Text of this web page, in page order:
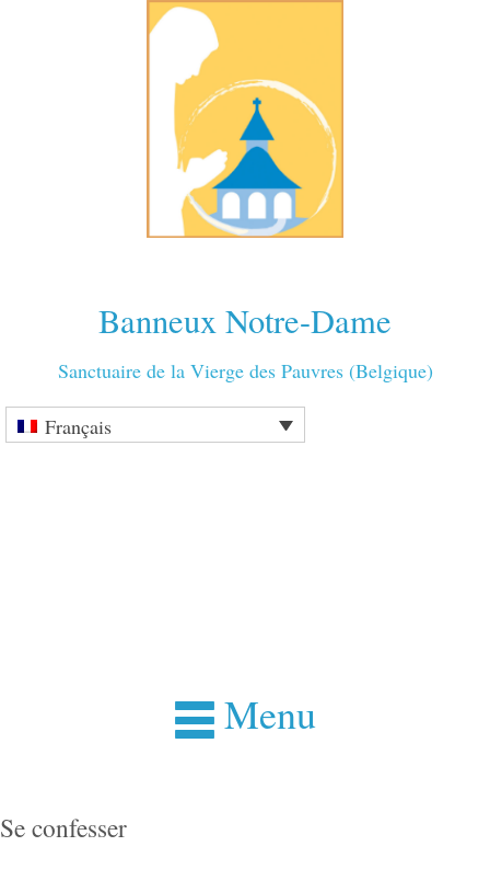
Banneux Notre-Dame
Sanctuaire de la Vierge des Pauvres (Belgique)
Français
Menu
Se confesser